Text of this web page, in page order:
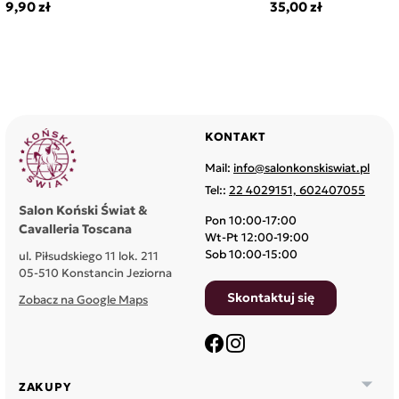
9,90 zł 35,00 zł
Salon Koński Świat &
Cavalleria Toscana
ul. Piłsudskiego 11 lok. 211
05-510 Konstancin Jeziorna
Zobacz na Google Maps
ZAKUPY 
KONTAKT
Mail: info@salonkonskiswiat.pl
Tel:: 22 4029151, 602407055
Pon 10:00-17:00
Wt-Pt 12:00-19:00
Sob 10:00-15:00
Skontaktuj się